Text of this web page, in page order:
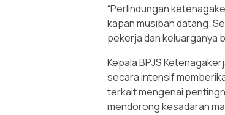
“Perlindungan
kapan musibah datang.
pekerja dan keluarganya
Kepala BPJS
secara intensif
terkait mengenai
mendorong kesadaran